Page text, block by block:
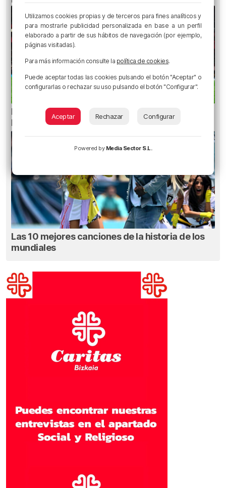
La oficialidad de la Euskal Selekzioa es posible
legalmente
Las 10 mejores canciones de la historia de los
mundiales
Utilizamos cookies propias y de terceros para fines analíticos y
para mostrarle publicidad personalizada en base a un perfil
elaborado a partir de sus hábitos de navegación (por ejemplo,
páginas visitadas).
Para más información consulte la política de cookies.
Puede aceptar todas las cookies pulsando el botón "Aceptar" o
configurarlas o rechazar su uso pulsando el botón "Configurar".
Aceptar Rechazar Configurar
Powered by Media Sector S.L.